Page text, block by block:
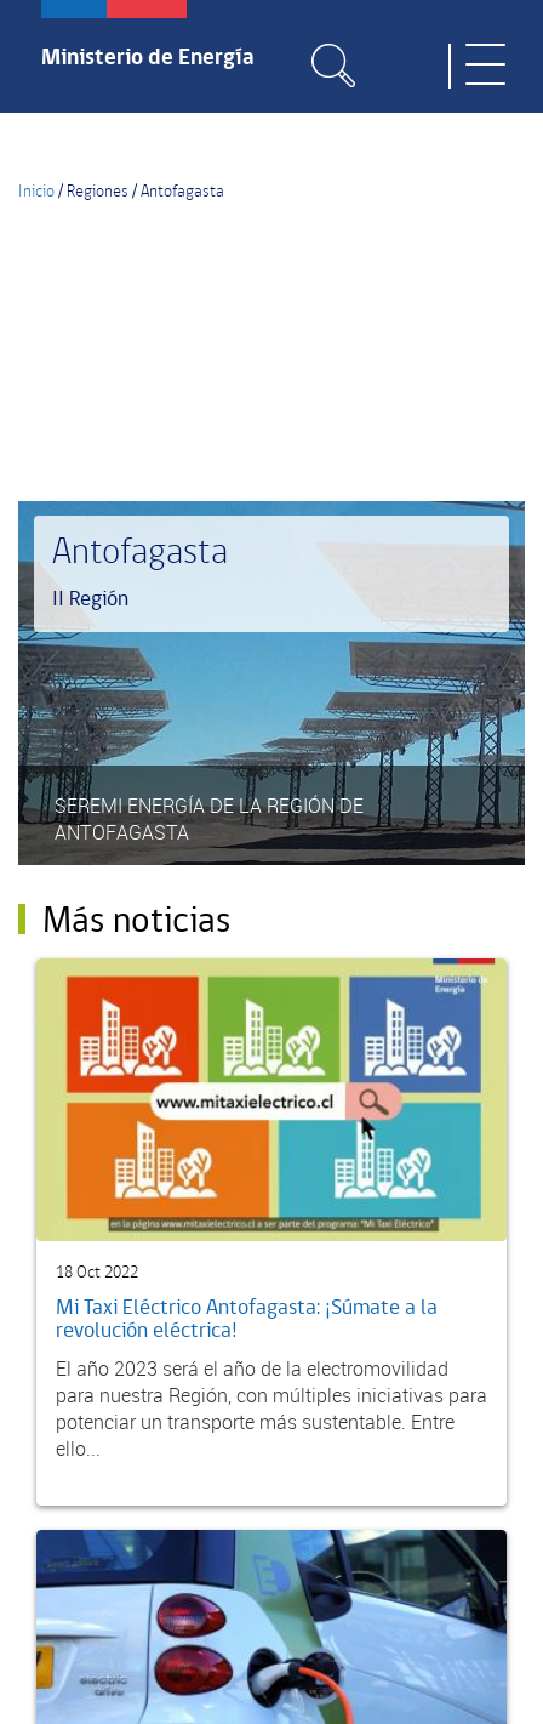
Pasar
contenido
Ministerio de Energía
Inicio/ Regiones /Antofagasta
Antofagasta
II Región
SEREMI ENERGÍA DE LA REGIÓN DE
ANTOFAGASTA
Más noticias
18 Oct 2022
Mi Taxi Eléctrico Antofagasta: ¡Súmate a la
revolución eléctrica!
El año 2023 será el año de la electromovilidad
para nuestra Región, con múltiples iniciativas para
potenciar un transporte más sustentable. Entre
ello...